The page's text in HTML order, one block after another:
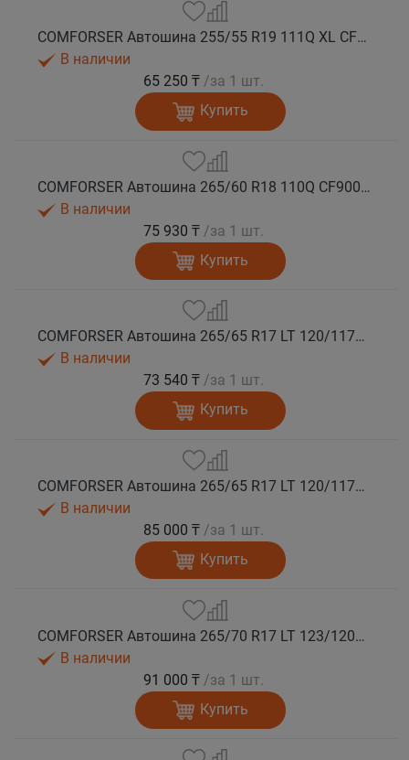
COMFORSER Автошина 255/55 R19 111Q XL CF9000 R/T RWL лето
В наличии
65 250 ₸ /за 1 шт.
Купить
COMFORSER Автошина 265/60 R18 110Q CF9000 R/T RWL лето
В наличии
75 930 ₸ /за 1 шт.
Купить
COMFORSER Автошина 265/65 R17 LT 120/117Q CF9000 R/T RWL 10PR лето
В наличии
73 540 ₸ /за 1 шт.
Купить
COMFORSER Автошина 265/65 R17 LT 120/117Q CF9000 R/T RWL 10PR лето
В наличии
85 000 ₸ /за 1 шт.
Купить
COMFORSER Автошина 265/70 R17 LT 123/120Q CF9000 R/T RWL 10PR лето
В наличии
91 000 ₸ /за 1 шт.
Купить